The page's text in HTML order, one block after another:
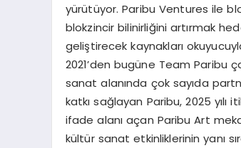
yürütüyor. Paribu Ventures ile
blokzincir bilinirliğini artırmak
geliştirecek kaynakları
2021’den bugüne Team Paribu
sanat alanında çok sayıda
katkı sağlayan Paribu, 2025
ifade alanı açan Paribu Art
kültür sanat etkinliklerinin yanı